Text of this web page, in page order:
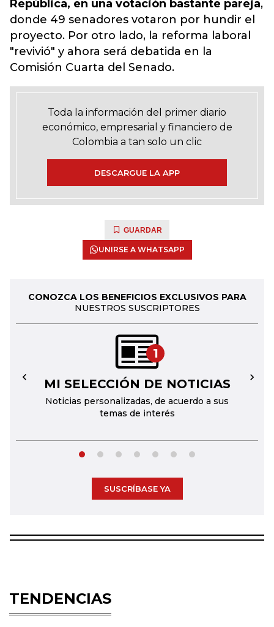
República, en una votación bastante pareja,
donde 49 senadores votaron por hundir el
proyecto. Por otro lado, la reforma laboral
"revivió" y ahora será debatida en la
Comisión Cuarta del Senado.
Toda la información del primer diario
económico, empresarial y financiero de
Colombia a tan solo un clic
DESCARGUE LA APP
GUARDAR
UNIRSE A WHATSAPP
CONOZCA LOS BENEFICIOS EXCLUSIVOS PARA
NUESTROS SUSCRIPTORES
1
MI SELECCIÓN DE NOTICIAS
Noticias personalizadas, de acuerdo a sus
temas de interés
← →
SUSCRÍBASE YA
TENDENCIAS